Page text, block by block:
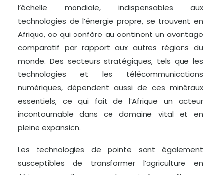
l’échelle mondiale, indispensables aux
technologies de l’énergie propre, se trouvent en
Afrique, ce qui confère au continent un avantage
comparatif par rapport aux autres régions du
monde. Des secteurs stratégiques, tels que les
technologies et les télécommunications
numériques, dépendent aussi de ces minéraux
essentiels, ce qui fait de l’Afrique un acteur
incontournable dans ce domaine vital et en
pleine expansion.
Les technologies de pointe sont également
susceptibles de transformer l’agriculture en